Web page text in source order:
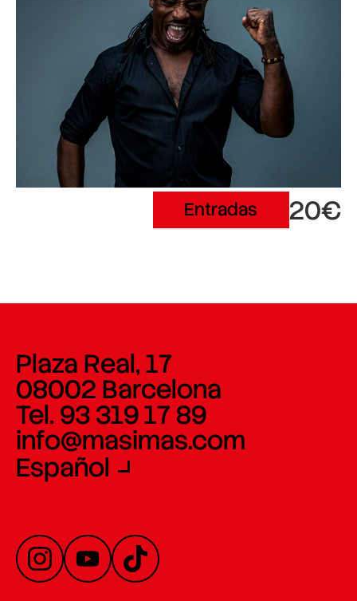
Entradas 20€
Plaza Real, 17
08002 Barcelona
Tel. 93 319 17 89
info@masimas.com
Español